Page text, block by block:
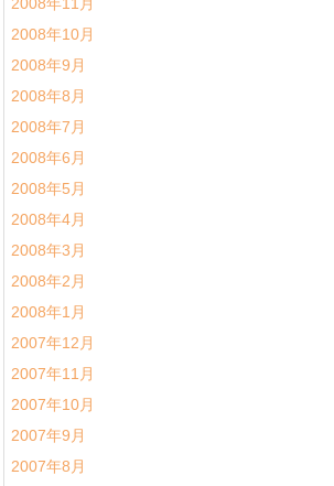
2008年10月
2008年9月
2008年8月
2008年7月
2008年6月
2008年5月
2008年4月
2008年3月
2008年2月
2008年1月
2007年12月
2007年11月
2007年10月
2007年9月
2007年8月